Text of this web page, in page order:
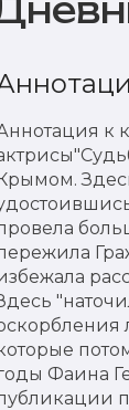
к
Фаина